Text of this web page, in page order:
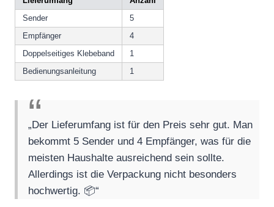
Sender
5
Empfänger
4
Doppelseitiges Klebeband
1
Bedienungsanleitung
1
„Der Lieferumfang ist für den Preis sehr gut. Man
bekommt 5 Sender und 4 Empfänger, was für die
meisten Haushalte ausreichend sein sollte.
Allerdings ist die Verpackung nicht besonders
hochwertig. 📦“